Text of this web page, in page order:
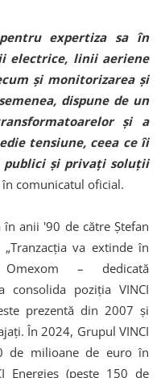
expertiza sa în
electrice, linii aeriene
şi monitorizarea şi
dispune de un
şi a
tensiune, ceea ce îi
publici şi privaţi soluţii
comunicatul oficial.
în anii '90 de către Ștefan
va extinde în
– dedicată
consolida poziţia VINCI
prezentă din 2007 şi
În 2024, Grupul VINCI
de milioane de euro în
Energies (peste 150 de